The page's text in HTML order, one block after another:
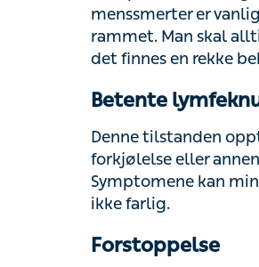
rekke
Betente
Denne tilstanden
forkjølelse eller annen
kan minne om
Forstoppelse
luftplager. Man kan få